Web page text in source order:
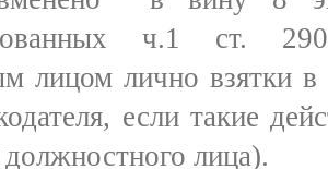
ч.1 ст.
лицом лично взятки в
если такие
лица).